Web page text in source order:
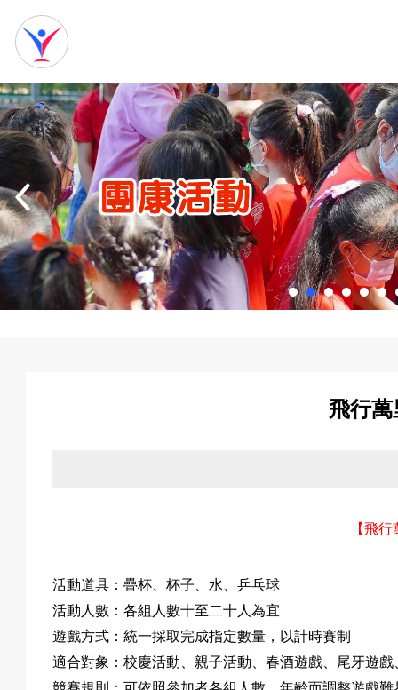
網
站
首
我
飛行
【飛行
活動道具：疊杯、杯子、水、乒乓球
活動人數：各組人數十至二十人為宜
遊戲方式：統一採取完成指定數量，以計時賽制
適合對象：校慶活動、親子活動、春酒遊戲、尾牙遊